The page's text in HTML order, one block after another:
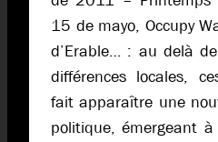
15 de mayo, Occupy
d’Erable… : au delà
différences locales,
fait apparaître une
politique, émergeant